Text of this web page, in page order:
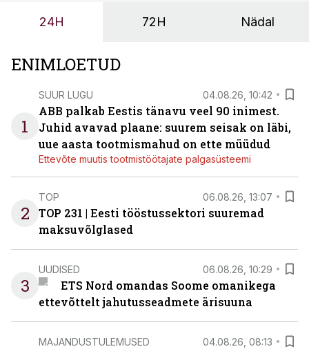
24H 72H Nädal
ENIMLOETUD
1
SUUR LUGU 04.08.26, 10:42
ABB palkab Eestis tänavu veel 90 inimest.
Juhid avavad plaane: suurem seisak on läbi,
uue aasta tootmismahud on ette müüdud
Ettevõte muutis tootmistöötajate palgasüsteemi
2
TOP 06.08.26, 13:07
TOP 231 | Eesti tööstussektori suuremad
maksuvõlglased
3
UUDISED 06.08.26, 10:29
ETS Nord omandas Soome omanikega
ettevõttelt jahutusseadmete ärisuuna
MAJANDUSTULEMUSED 04.08.26, 08:13